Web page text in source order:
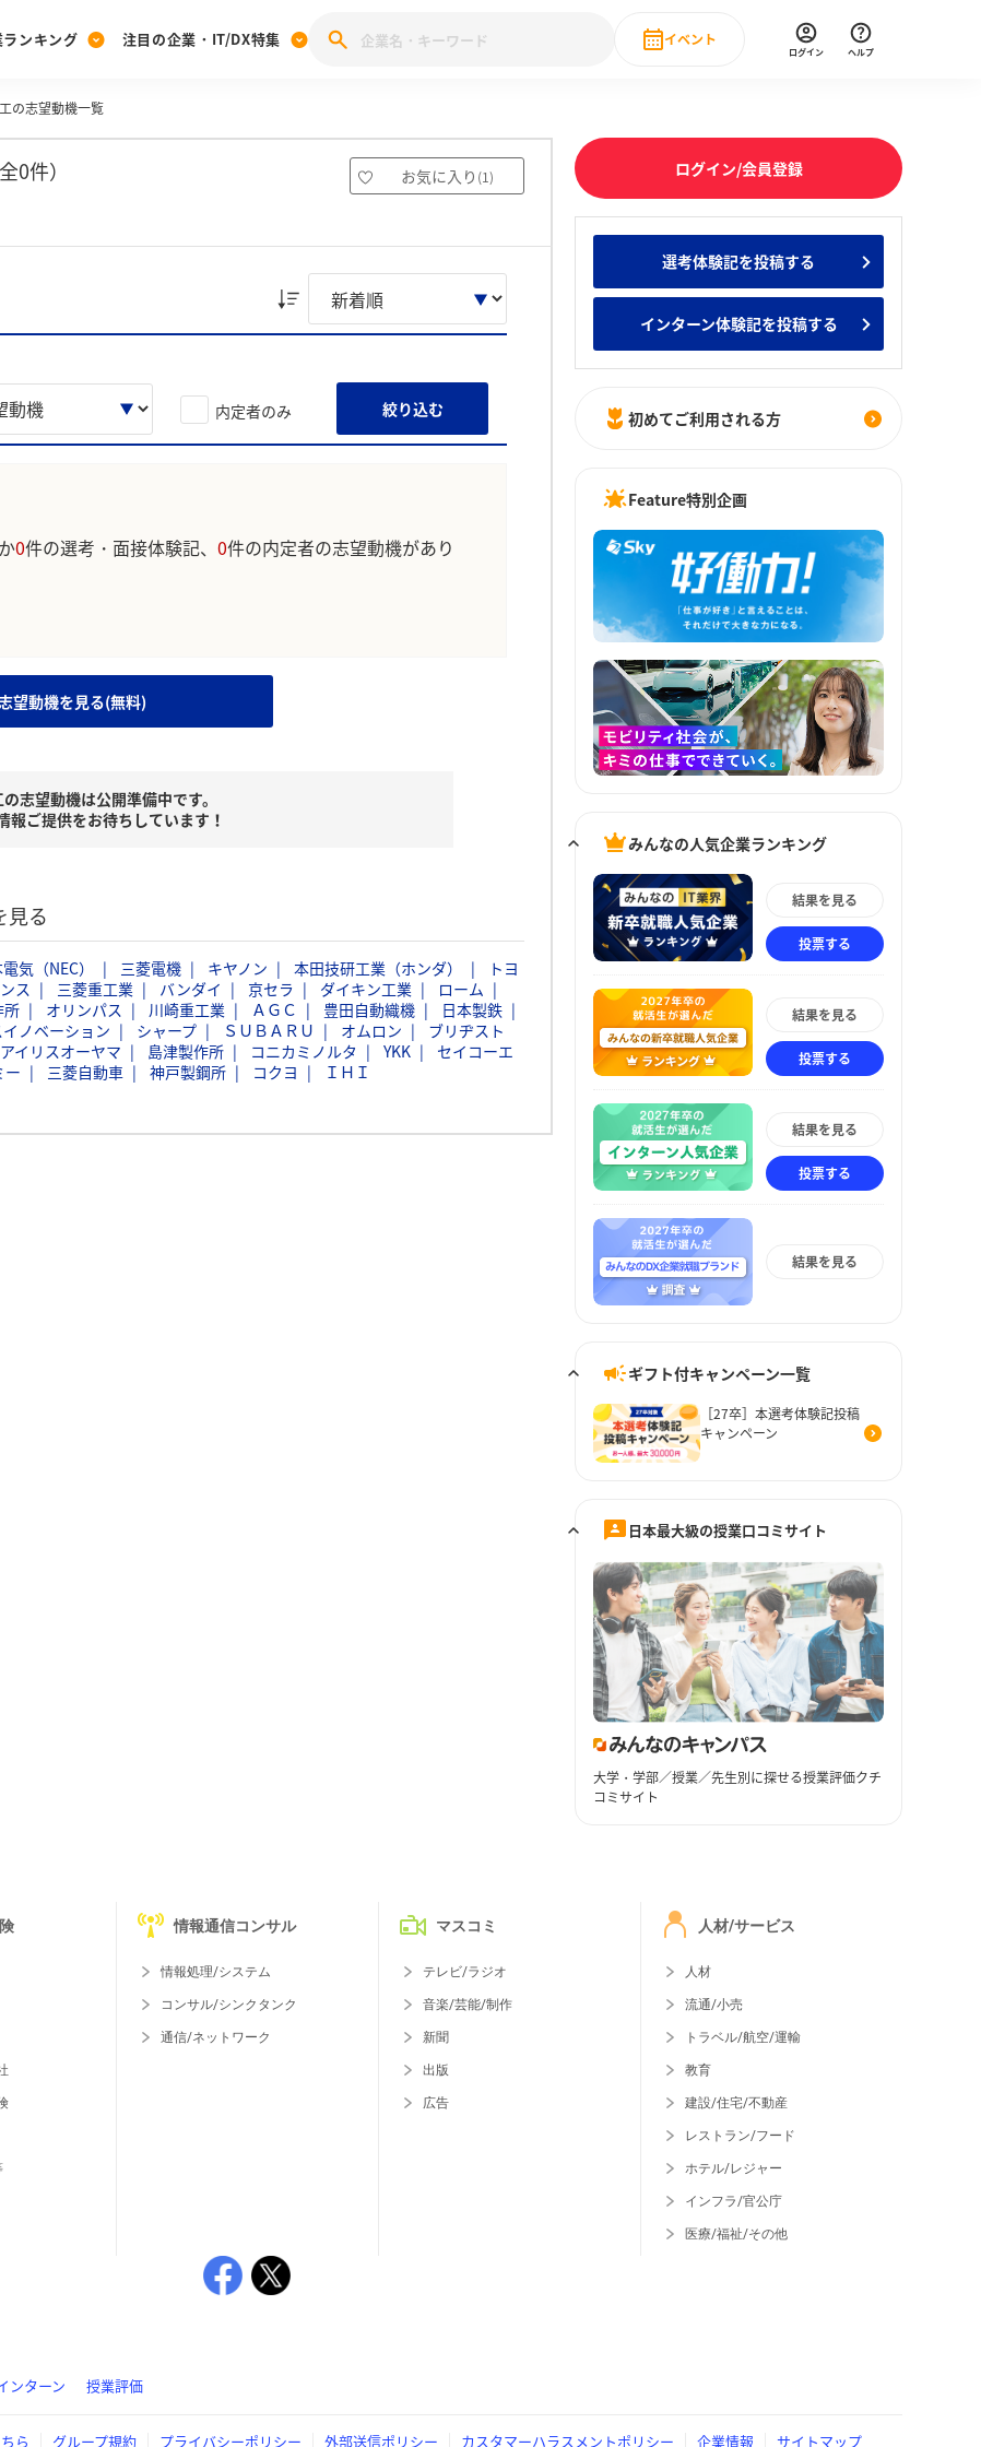
[27卒] 本選考体験記投稿キャンペーン
ランキング
みんなの新卒就職人気企業ランキング みんなのインターン人気企業ランキ
注目の企業・IT/DX特集
28卒 IT・DX現場社員インタビュー
イベント
直近のイベント一覧
ログイン ヘルプ
の志望動機一覧
0件） お気に入り (1)
内定者のみ 絞り込む
0件の選考・面接体験記、 0件の内定者の志望動機があり
望動機を見る(無料)
志望動機は公開準備中です。
報ご提供をお待ちしています！
見る
気（NEC） 三菱電機 キヤノン 本田技研工業（ホンダ）
トヨ
ス 三菱重工業 バンダイ 京セラ ダイキン工業
ローム
所 オリンパス 川崎重工業 ＡＧＣ 豊田自動織機
日本製鉄
ノベーション シャープ ＳＵＢＡＲＵ オムロン
ブリヂスト
アイリスオーヤマ 島津製作所 コニカミノルタ YKK
セイコーエ
ー 三菱自動車 神戸製鋼所 コクヨ ＩＨＩ
ログイン/会員登録
選考体験記を投稿する
インターン体験記を投稿する
初めてご利用される方
Feature特別企画
みんなの人気企業ランキング
結果を見る
投票する
結果を見る
投票する
結果を見る
投票する
結果を見る
ギフト付キャンペーン一覧
［27卒］本選考体験記投稿
キャンペーン
日本最大級の授業口コミサイト
大学・学部／授業／先生別に探せる授業評価クチ
コミサイト
情報通信コンサル
情報処理/システム
コンサル/シンクタンク
通信/ネットワーク
マスコミ
テレビ/ラジオ
音楽/芸能/制作
新聞
出版
広告
人材/サービス
人材
流通/小売
トラベル/航空/運輸
教育
建設/住宅/不動産
レストラン/フード
ホテル/レジャー
インフラ/官公庁
医療/福祉/その他
ンターン 授業評価
ら グループ規約 プライバシーポリシー 外部送信ポリシー カスタマーハラスメントポリシー 企業情報 サイトマップ